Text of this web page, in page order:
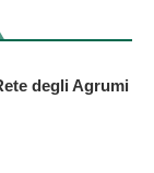
degli Agrumi